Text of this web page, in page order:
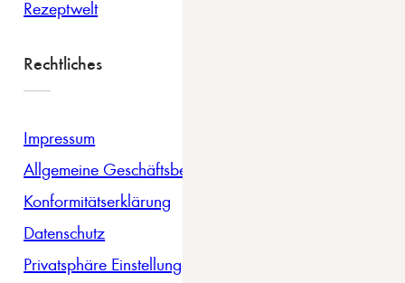
Rezeptwelt
Rechtliches
Impressum
Allgemeine Geschäftsbedingungen
Konformitätserklärung
Datenschutz
Privatsphäre Einstellungen